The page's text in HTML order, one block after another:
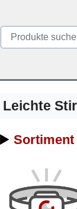
Leichte
▶️